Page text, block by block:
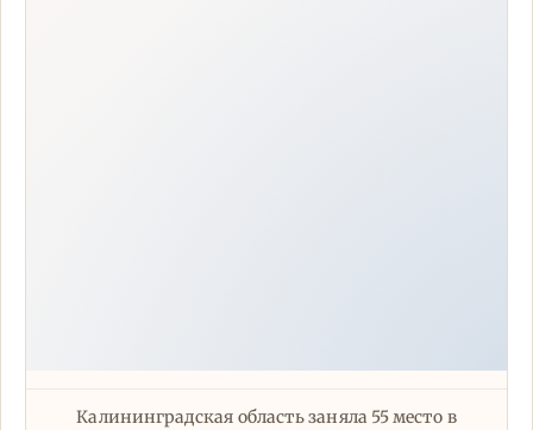
Калининградская область заняла 55 место в